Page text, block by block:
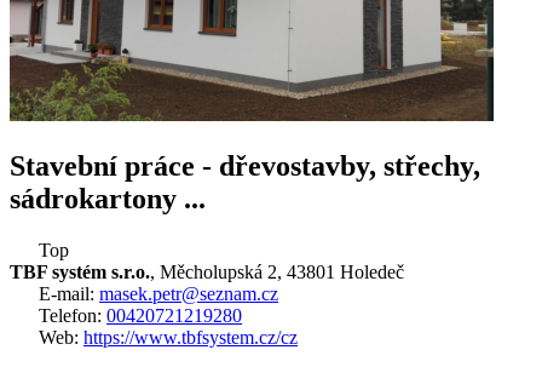
Stavební práce - dřevostavby, střechy,
sádrokartony ...
Top
TBF systém s.r.o., Měcholupská 2, 43801 Holedeč
E-mail: masek.petr@seznam.cz
Telefon: 00420721219280
Web: https://www.tbfsystem.cz/cz